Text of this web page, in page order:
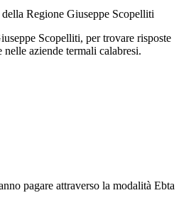
Regione Giuseppe Scopelliti
Scopelliti, per trovare risposte
aziende termali calabresi.
pagare attraverso la modalità Ebta